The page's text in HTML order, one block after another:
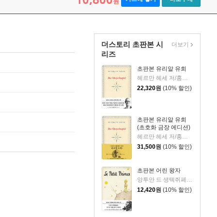
더스토리 초판본 시
리즈
초판본 유리알 유희
헤르만 헤세 저/홍진호 역
22,320원 (10% 할인)
초판본 유리알 유희
(초호화 금장 에디션)
헤르만 헤세 저/홍진호 역
31,500원 (10% 할인)
초판본 어린 왕자
앙투안 드 생텍쥐페리 저/김미정 역
12,420원 (10% 할인)
더보기